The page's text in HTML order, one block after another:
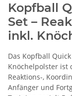
Kopfball
Set –
inkl.
Das Kopfball
Knöchelpolster ist
Reaktions-,
Anfänger und